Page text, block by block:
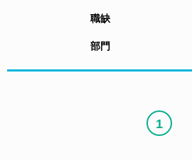
職缺
部門
1